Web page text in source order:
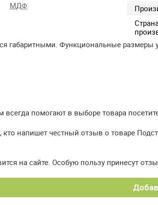
МДФ
габаритными. Функциональные размеры
помогают в выборе товара
кто напишет честный отзыв о товаре
на сайте. Особую пользу принесут